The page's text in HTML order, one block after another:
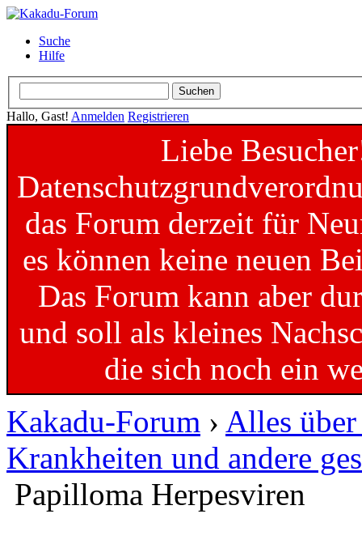
Suche
Hilfe
Hallo, Gast! Anmelden Registrieren
Liebe
das Forum derzeit für
es können keine neuen
Das Forum kann aber
und soll als kleines
die sich noch ein
Kakadu-Forum › Alles
Krankheiten und andere
Papilloma Herpesviren